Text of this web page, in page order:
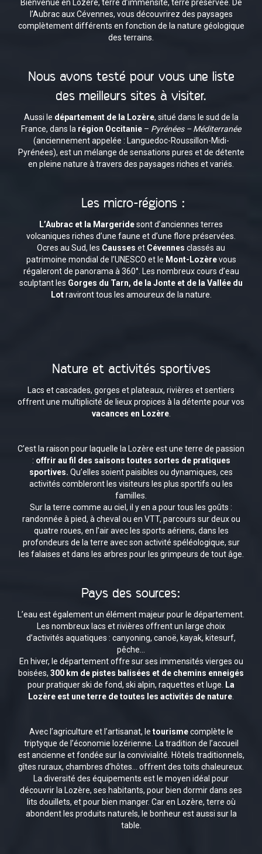
Bienvenue en Lozère, terre d’immensité, terre préservée. De
l’Aubrac aux Cévennes, vous découvrirez des paysages
complètement différents en fonction de la nature géologique
des terrains.
Nous avons testé pour vous une liste
des meilleurs sites à visiter.
Aussi le département de la Lozère, situé dans le sud de la
France, dans la région Occitanie – Pyrénées – Méditerranée
(anciennement appelée : Languedoc-Roussillon-Midi-
Pyrénées), est un mélange de sensations pures et de détente
en pleine nature à travers des paysages riches et variés.
Les micro-régions :
L’Aubrac et la Margeridesont d’anciennes terres
volcaniques riches d’une faune et d’une flore préservées.
Ocres au Sud, les Causses et Cévennes classés au
patrimoine mondial de l’UNESCO et le Mont-Lozèrevous
régaleront de panorama à 360°. Les nombreux cours d’eau
sculptant les Gorges du Tarn, de la Jonte et de la Vallée du
Lotraviront tous les amoureux de la nature.
Nature et activités sportives
Lacs et cascades, gorges et plateaux, rivières et sentiers
offrent une multiplicité de lieux propices à la détente pour vos
vacances en Lozère.
C’est la raison pour laquelle la Lozère est une terre de passion
: offrir au fil des saisons toutes sortes de pratiques
sportives. Qu’elles soient paisibles ou dynamiques, ces
activités combleront les visiteurs les plus sportifs ou les
familles.
Sur la terre comme au ciel, il y en a pour tous les goûts :
randonnée à pied, à cheval ou en VTT, parcours sur deux ou
quatre roues, en l’air avec les sports aériens, dans les
profondeurs de la terre avec son activité spéléologique, sur
les falaises et dans les arbres pour les grimpeurs de tout âge.
Pays des sources:
L’eau est également un élément majeur pour le département.
Les nombreux lacs et rivières offrent un large choix
d’activités aquatiques : canyoning, canoë, kayak, kitesurf,
pêche…
En hiver, le département offre sur ses immensités vierges ou
boisées, 300 km de pistes balisées et de chemins enneigés
pour pratiquer ski de fond, ski alpin, raquettes et luge.
La
Lozère est une terre de toutes les activités de nature
Avec l’agriculture et l’artisanat, le tourismecomplète le
triptyque de l’économie lozérienne. La tradition de l’accueil
est ancienne et fondée sur la convivialité. Hôtels traditionnels,
gîtes ruraux, chambres d’hôtes… offrent des toits chaleureux.
La diversité des équipements est le moyen idéal pour
découvrir la Lozère, ses habitants, pour bien dormir dans ses
lits douillets, et pour bien manger. Car en Lozère, terre où
abondent les produits naturels, le bonheur est aussi sur la
table.